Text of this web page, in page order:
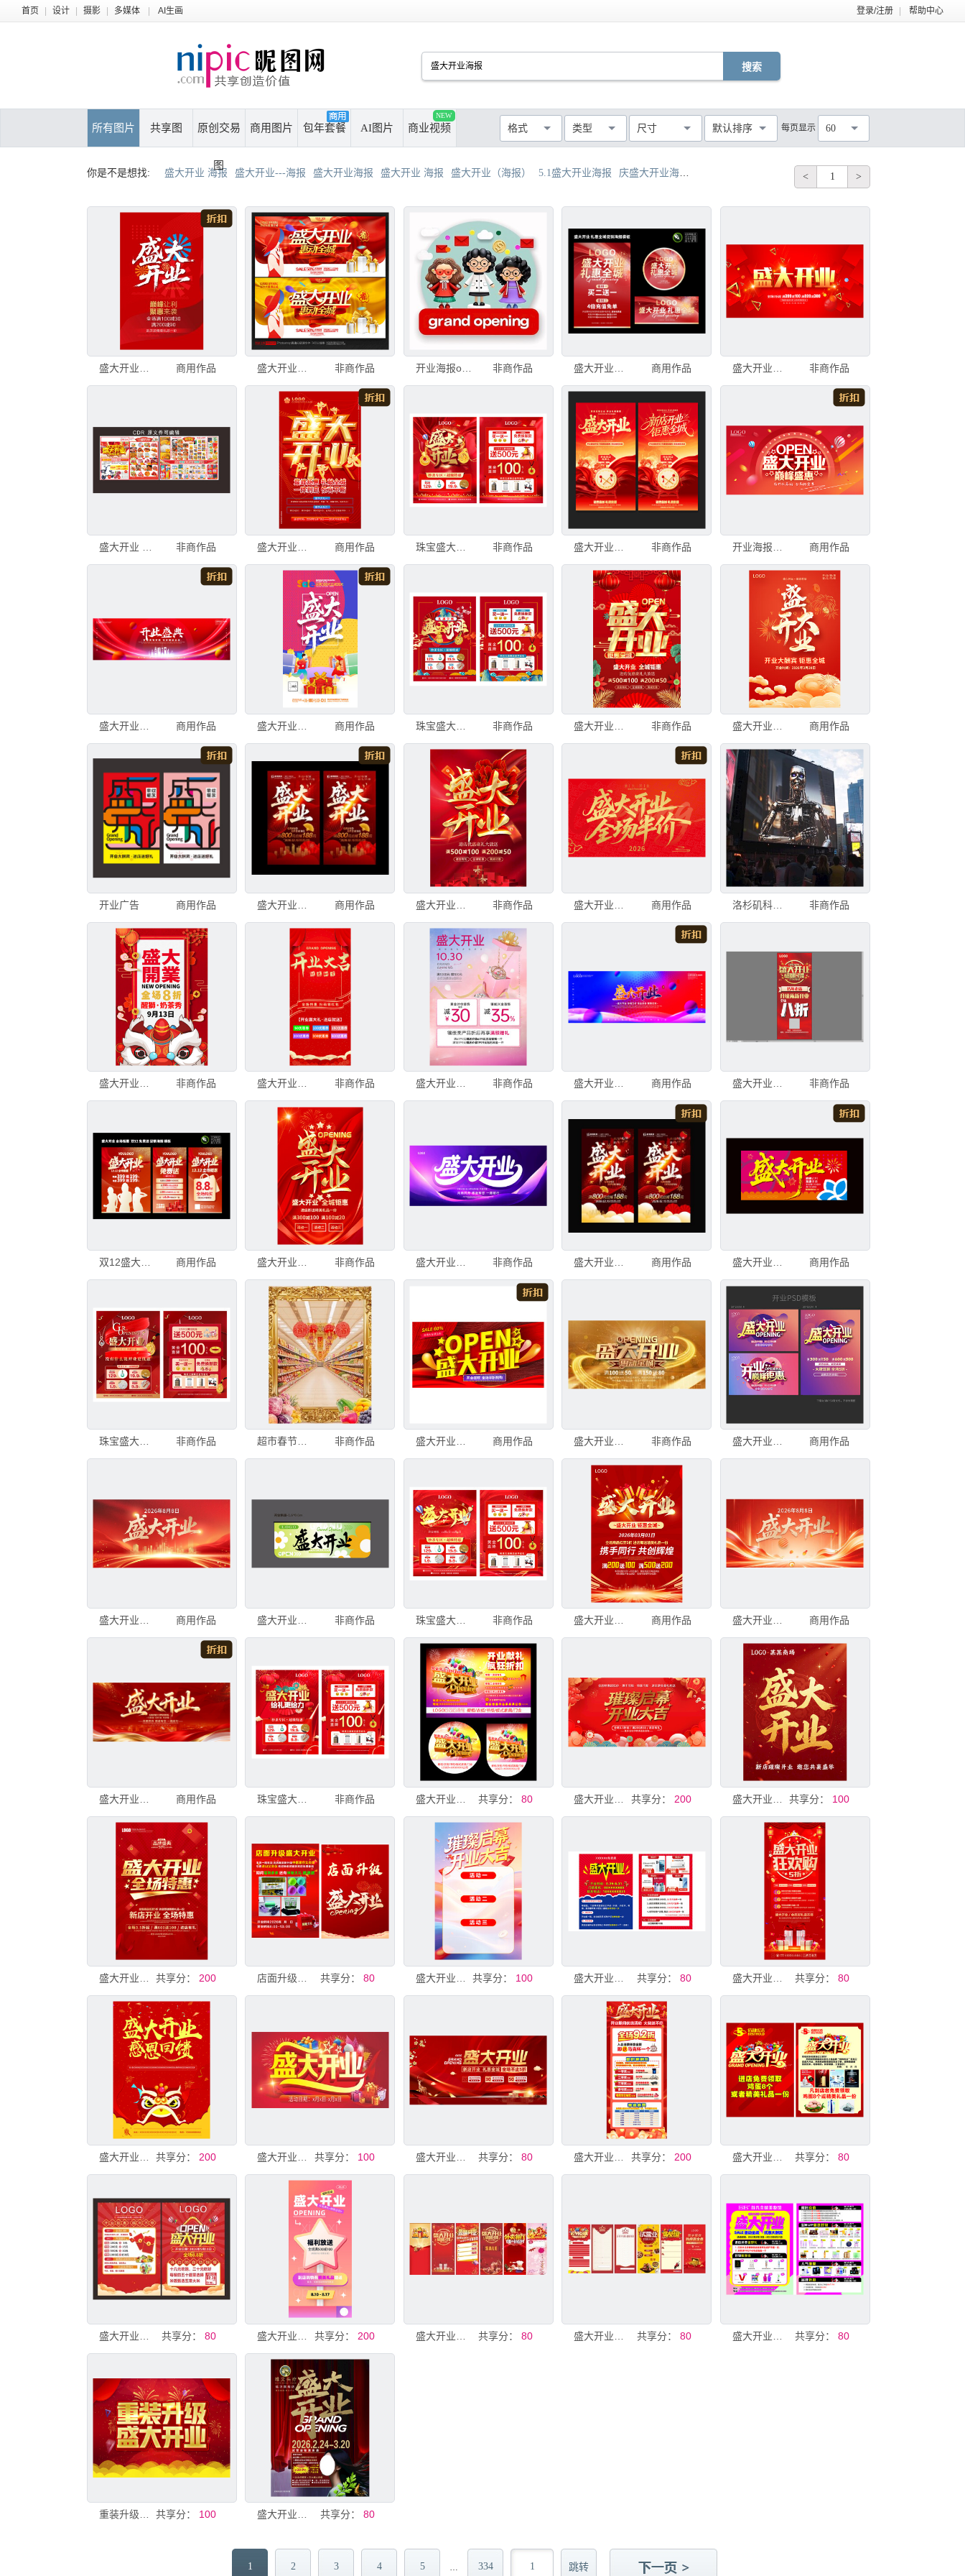
首页 设计 摄影 多媒体 AI生画 登录/注册 帮助中心
所有图片 共享图 原创交易
图
商用图片 包年套餐 AI图片 商业视频
NEW
60
每页显示
默认排序
像素
>50cm
>300cm
尺寸
类型
CDR AI PPT EPS TIF PDF JPG C4D
AVI WMF MOV AEP VSP 不限
格式
你是不是想找: 盛大开业 海报 盛大开业---海报 盛大开业海报 盛大开业 海报 盛大开业（海报） 5.1盛大开业海报 庆盛大开业海报 盛大开业海报01 AI 盛大开业海报
< 1 >
商用作品 非商作品 开业海报open 非商作品 商用作品 非商作品
非商作品 商用作品 珠宝盛大开业促销海报 非商作品 非商作品 商用作品
商用作品 商用作品 珠宝盛大开业促销海报 非商作品 非商作品 商用作品
开业广告 商用作品 商用作品 非商作品 商用作品 洛杉矶科技旅游宣传 非商作品
盛大开业促销海报 非商作品 盛大开业海报 非商作品 盛大开业粉色海报 非商作品 盛大开业海报 商用作品 盛大开业海报 非商作品
双12盛大开业全场钜惠免费送促销海报模板 商用作品 盛大开业海报 非商作品 盛大开业宣传海报 非商作品 盛大开业海报 商用作品 盛大开业海报 商用作品
珠宝盛大开业促销海报 非商作品 非商作品 商用作品 非商作品 商用作品
商用作品 非商作品 珠宝盛大开业促销海报 非商作品 商用作品 商用作品
商用作品 非商作品 共享分：80 共享分： 200 共享分： 100
共享分： 200 共享分： 80 共享分： 100 共享分： 80 共享分： 80
共享分： 200 共享分： 100 共享分：80 共享分： 200 共享分： 80
共享分：80 共享分： 200 共享分：80 共享分： 80 共享分： 80
重装升级盛大开业海报 共享分： 100 盛大开业活动宣传海报 共享分： 80
1 2 3 4 5 334